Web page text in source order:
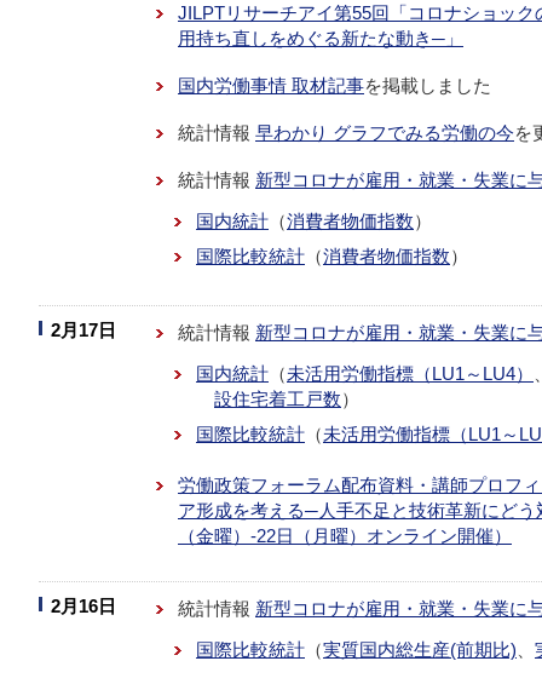
JILPTリサーチアイ第55回「コロナショッ
用持ち直しをめぐる新たな動き─」
国内労働事情 取材記事を掲載しました
統計情報 早わかり グラフでみる労働の今を
統計情報 新型コロナが雇用・就業・失業に
国内統計 （消費者物価指数）
国際比較統計 （消費者物価指数）
2月17日 統計情報 新型コロナが雇用・就業・失業に
国内統計 （未活用労働指標（LU1～LU4）
設住宅着工戸数）
国際比較統計 （未活用労働指標（LU1～
労働政策フォーラム配布資料・講師プロフ
ア形成を考える─人手不足と技術革新にど
（金曜）-22日（月曜）オンライン開催）
2月16日 統計情報 新型コロナが雇用・就業・失業に
国際比較統計 （実質国内総生産(前期比)